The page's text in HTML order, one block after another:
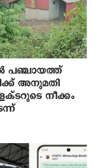
പഞ്ചായത്ത്
അനുമതി
നീക്കം